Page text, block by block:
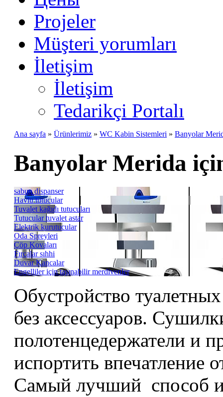
Projeler
Müşteri yorumları
İletişim
İletişim
Tedarikçi Portalı
Ana sayfa » Ürünlerimiz » WC Kabin Sistemleri » Banyolar
Banyolar Merida
sabun dispanser
Havlu tutucular
Tuvalet kağıdı tutucuları
Tutucular tuvalet astar
Elektrik kurutucular
Oda Spreyleri
Çöp Kovaları
Fırçalar sıhhi
Duvar Kancalar
Engelliler için taşınabilir merdivenler
Обустройство
без аксессуаров.
полотенцедержатели и
испортить впечатление
Самый лучший способ